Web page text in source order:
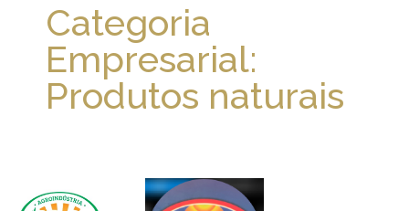
Categoria
Empresarial:
Produtos naturais